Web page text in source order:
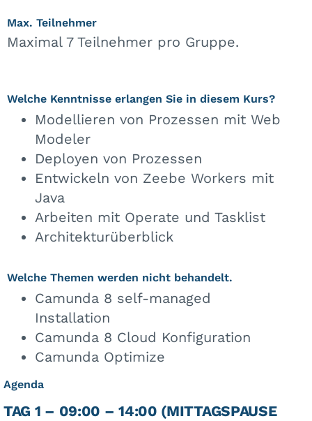
Max. Teilnehmer
Maximal 7 Teilnehmer pro Gruppe.
Welche Kenntnisse erlangen Sie in diesem Kurs?
Modellieren von Prozessen mit Web
Modeler
Deployen von Prozessen
Entwickeln von Zeebe Workers mit
Java
Arbeiten mit Operate und Tasklist
Architekturüberblick
Welche Themen werden nicht behandelt.
Camunda 8 self-managed
Installation
Camunda 8 Cloud Konfiguration
Camunda Optimize
Agenda
TAG 1 – 09:00 – 14:00 (MITTAGSPAUSE